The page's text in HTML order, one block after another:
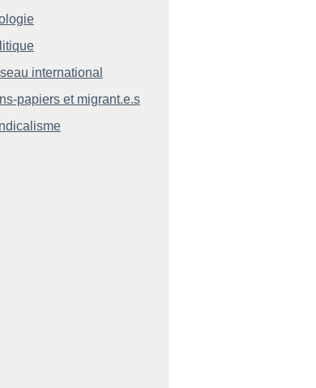
international
papiers et migrant.e.s